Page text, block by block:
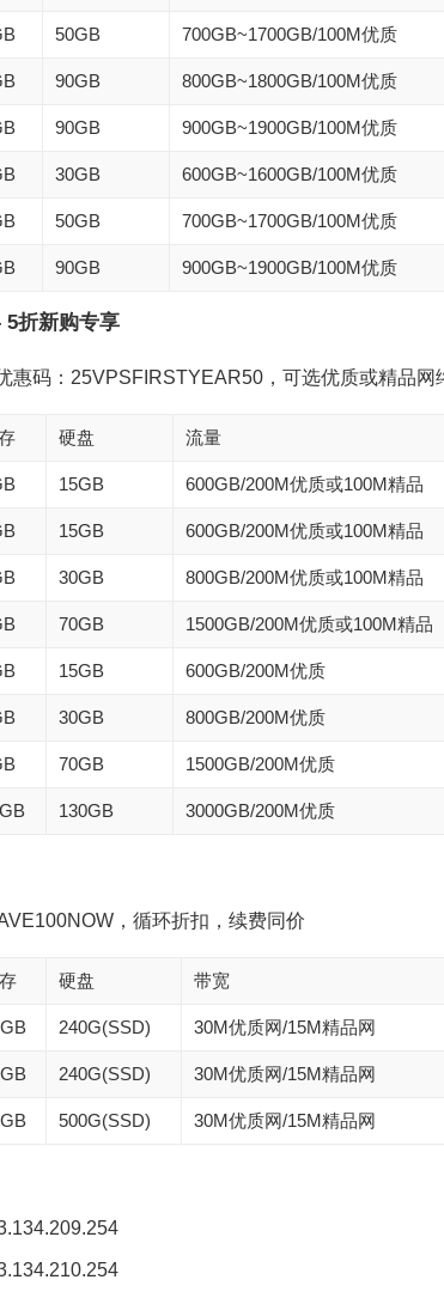
50GB 700GB~1700GB/100M优质
90GB 800GB~1800GB/100M优质
90GB 900GB~1900GB/100M优质
30GB 600GB~1600GB/100M优质
50GB 700GB~1700GB/100M优质
90GB 900GB~1900GB/100M优质
5折新购专享
惠码：25VPSFIRSTYEAR50，可选优质或精品网
硬盘 流量
15GB 600GB/200M优质或100M精品
15GB 600GB/200M优质或100M精品
30GB 800GB/200M优质或100M精品
70GB 1500GB/200M优质或100M精品
15GB 600GB/200M优质
30GB 800GB/200M优质
70GB 1500GB/200M优质
130GB 3000GB/200M优质
，循环折扣，续费同价
硬盘 带宽
240G(SSD) 30M优质网/15M精品网
240G(SSD) 30M优质网/15M精品网
500G(SSD) 30M优质网/15M精品网